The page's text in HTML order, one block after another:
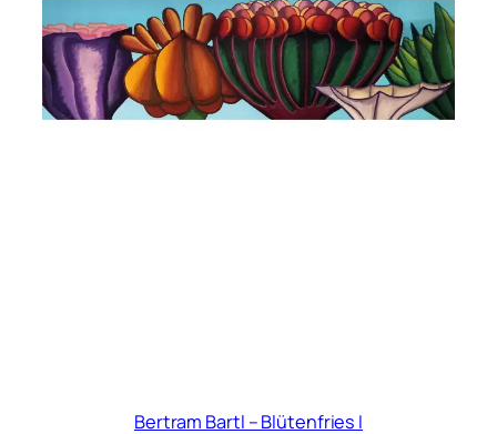
Bertram Bartl – Blütenfries I